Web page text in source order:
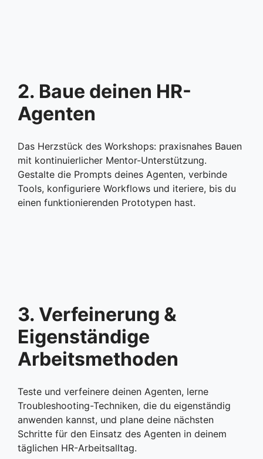
2. Baue deinen HR-
Agenten
Das Herzstück des Workshops: praxisnahes Bauen
mit kontinuierlicher Mentor-Unterstützung.
Gestalte die Prompts deines Agenten, verbinde
Tools, konfiguriere Workflows und iteriere, bis du
einen funktionierenden Prototypen hast.
3. Verfeinerung &
Eigenständige
Arbeitsmethoden
Teste und verfeinere deinen Agenten, lerne
Troubleshooting-Techniken, die du eigenständig
anwenden kannst, und plane deine nächsten
Schritte für den Einsatz des Agenten in deinem
täglichen HR-Arbeitsalltag.